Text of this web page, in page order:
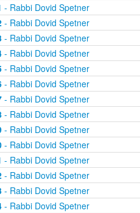
- Rabbi Dovid Spetner
- Rabbi Dovid Spetner
- Rabbi Dovid Spetner
- Rabbi Dovid Spetner
- Rabbi Dovid Spetner
- Rabbi Dovid Spetner
- Rabbi Dovid Spetner
- Rabbi Dovid Spetner
- Rabbi Dovid Spetner
- Rabbi Dovid Spetner
- Rabbi Dovid Spetner
- Rabbi Dovid Spetner
- Rabbi Dovid Spetner
- Rabbi Dovid Spetner